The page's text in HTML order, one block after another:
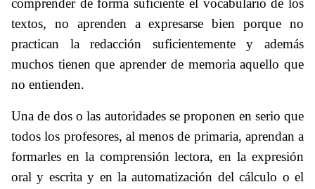
comprender de forma suficiente el vocabulario de los
textos, no aprenden a expresarse bien porque no
practican la redacción suficientemente y además
muchos tienen que aprender de memoria aquello que
no entienden.
Una de dos o las autoridades se proponen en serio que
todos los profesores, al menos de primaria, aprendan a
formarles en la comprensión lectora, en la expresión
oral y escrita y en la automatización del cálculo o el